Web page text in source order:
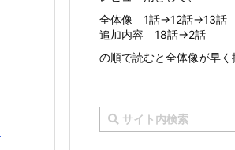
全体像 1話→12話→13話
追加内容 18話→2話
の順で読むと全体像が早く